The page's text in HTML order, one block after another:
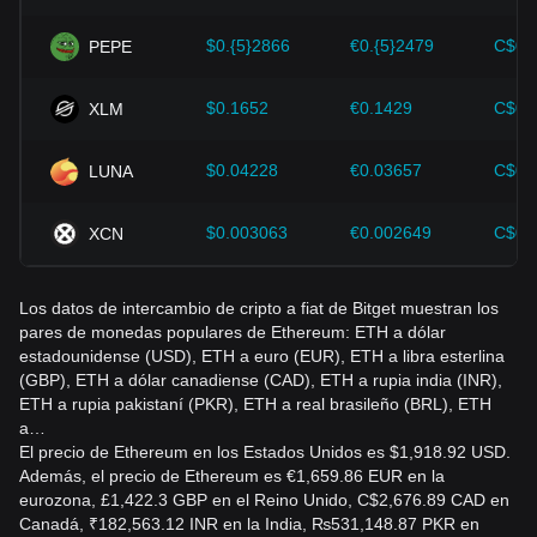
grandes suelen ser temporales y pueden reducirse
mediante el arbitraje.
¿Cuánto vale 1 ETH en USD?
mercado. Como los precios de las criptomonedas fluctúan
confiable de datos de mercado para conocer el valor más
¿Puedo convertir ETH a USD sin vender ETH?
Podés estimar su valor en USD sin venderlo multiplicando tu
saldo de ETH por la cotización actual de ETH/USD. Sin
embargo, para recibir USD efectivamente, por lo general
tenés que vender o convertir ETH a través de una
plataforma compatible y contemplar las comisiones.
¿Qué comisiones se aplican al convertir ETH a USD?
Los costos potenciales pueden incluir las comisiones de gas
tomar decisiones equivocadas. Tras considerar estos
factores, los inversores también deben monitorear de cerca
estrategias de inversión en consecuencia en un mercado en
PEPE $0.{5}2866 €0.{5}2479
XLM $0.1652 €0.1429
LUNA $0.04228 €0.03657
XCN $0.003063 €0.002649
Los datos de intercambio de cripto a fiat de Bitget muestran los
pares de monedas populares de Ethereum: ETH a dólar
estadounidense (USD), ETH a euro (EUR), ETH a libra esterlina
(GBP), ETH a dólar canadiense (CAD), ETH a rupia india (INR),
ETH a rupia pakistaní (PKR), ETH a real brasileño (BRL), ETH
a…
El precio de Ethereum en los Estados Unidos es $1,918.92 USD.
Además, el precio de Ethereum es €1,659.86 EUR en la
eurozona, £1,422.3 GBP en el Reino Unido, C$2,676.89 CAD en
Canadá, ₹182,563.12 INR en la India, ₨531,148.87 PKR en